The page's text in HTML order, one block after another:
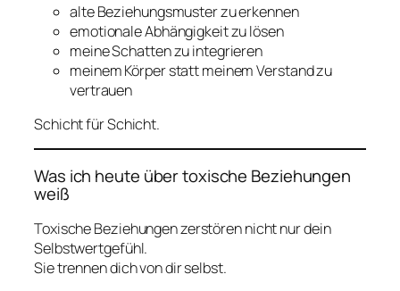
alte Beziehungsmuster zu erkennen
emotionale Abhängigkeit zu lösen
meine Schatten zu integrieren
meinem Körper statt meinem Verstand zu
vertrauen
Schicht für Schicht.
Was ich heute über toxische Beziehungen
weiß
Toxische Beziehungen zerstören nicht nur dein
Selbstwertgefühl.
Sie trennen dich von dir selbst.